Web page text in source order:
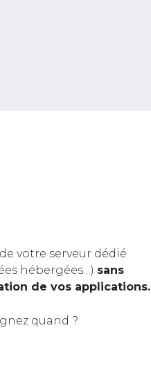
votre serveur dédié
hébergées…) sans
de vos applications.
quand ?